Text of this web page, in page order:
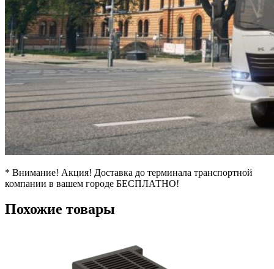
* Внимание! Акция! Доставка до терминала транспортной
компании в вашем городе БЕСПЛАТНО!
Похожие товары